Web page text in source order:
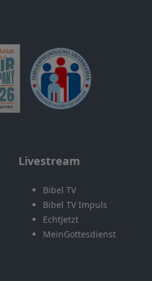
Livestream
Bibel TV
Bibel TV Impuls
EchtJetzt
MeinGottesdienst